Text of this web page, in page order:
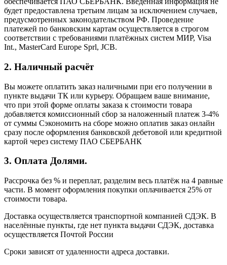
будет предоставлена третьим лицам за исключением случаев,
предусмотренных законодательством РФ. Проведение
платежей по банковским картам осуществляется в строгом
соответствии с требованиями платёжных систем МИР, Visa
Int., MasterCard Europe Sprl, JCB.
2. Наличный расчёт
Вы можете оплатить заказ наличными при его получении в
пункте выдачи ТК или курьеру. Обращаем ваше внимание,
что при этой форме оплаты заказа к стоимости товара
добавляется комиссионный сбор за наложенный платеж 3-4%
от суммы Сэкономить на сборе можно оплатив заказ онлайн
сразу после оформления банковской дебетовой или кредитной
картой через систему ПАО СБЕРБАНК
3. Оплата Долями.
Рассрочка без % и переплат, разделим весь платёж на 4 равные
части. В момент оформления покупки оплачивается 25% от
стоимости товара.
Доставка осуществляется транспортной компанией СДЭК. В
населённые пункты, где нет пункта выдачи СДЭК, доставка
осуществляется Почтой России
Сроки зависят от удаленности адреса доставки.